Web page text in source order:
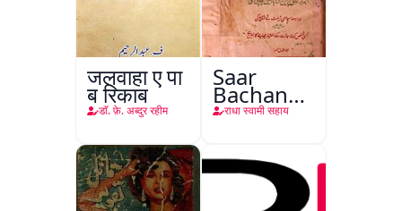
जलवाहा ए पा
ब रिकाब
डाॅ. फ़े. अब्दुर रहीम
Saar
Bachan
Nasr
राधा स्वामी सहाय